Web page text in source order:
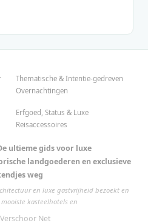
Thematische & Intentie-gedreven
Overnachtingen
Erfgoed, Status & Luxe
Reisaccessoires
ultieme gids voor luxe
landgoederen en exclusieve
weg
en luxe gastvrijheid bezoekt en
kasteelhotels en
Net